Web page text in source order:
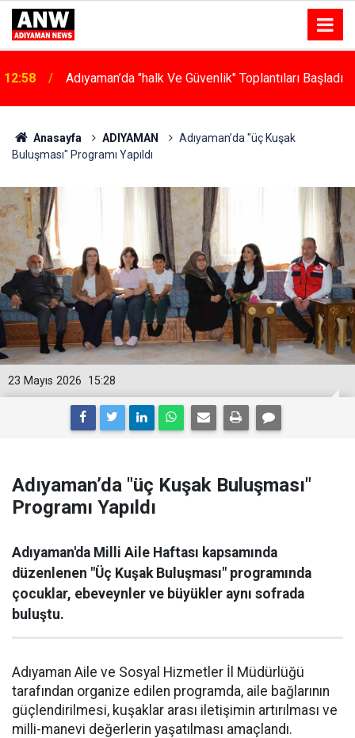
12:58 Adıyaman’da "halk Ve Güvenlik" Toplantıları Başladı
Anasayfa ADIYAMAN
Adıyaman’da "üç Kuşak
Buluşması" Programı Yapıldı
15:28
23 Mayıs 2026
Adıyaman’da "üç Kuşak Buluşması"
Programı Yapıldı
Adıyaman'da Milli Aile Haftası kapsamında
düzenlenen "Üç Kuşak Buluşması" programında
çocuklar, ebeveynler ve büyükler aynı sofrada
buluştu.
Adıyaman Aile ve Sosyal Hizmetler İl Müdürlüğü
tarafından organize edilen programda, aile bağlarının
güçlendirilmesi, kuşaklar arası iletişimin artırılması ve
milli-manevi değerlerin yaşatılması amaçlandı.